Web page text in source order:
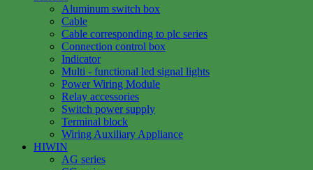
Aluminum switch box
Cable
Cable corresponding to plc series
Connection control box
Indicator
Multi - functional led signal lights
Power Wiring Module
Relay accessories
Switch power supply
Terminal block
Wiring Auxiliary Appliance
HIWIN
AG series